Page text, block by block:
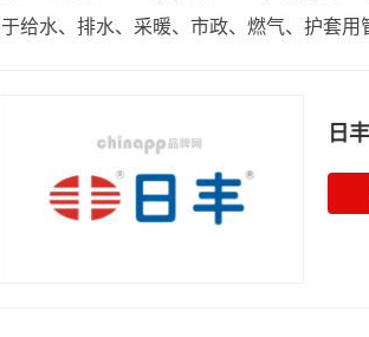
给水、排水、采暖、市政、燃气、护套用
日丰